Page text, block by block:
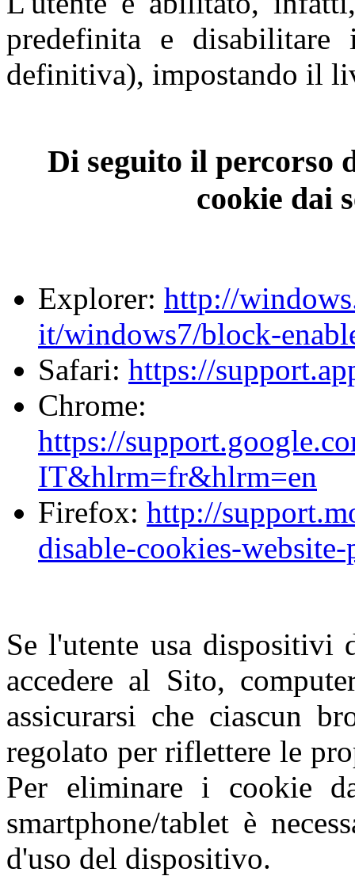
predefinita e
definitiva), impostando il
Di seguito il percorso
cookie dai
Explorer: http://
it/windows7/block-
Safari: https://
Chrome:
https://
IT&hlrm=fr&hlrm=en
Firefox: http://
disable-cookies-website-
Se l'utente usa dispositivi
accedere al Sito,
assicurarsi che ciascun
regolato per riflettere le
Per eliminare i cookie
smartphone/tablet è
d'uso del dispositivo.